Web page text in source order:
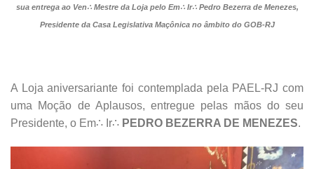
sua entrega ao Ven∴ Mestre da Loja pelo Em∴ Ir∴ Pedro Bezerra de Menezes,
Presidente da Casa Legislativa Maçônica no âmbito do GOB-RJ
A Loja aniversariante foi contemplada pela PAEL-RJ com
uma Moção de Aplausos, entregue pelas mãos do seu
Presidente, o Em∴ Ir∴ PEDRO BEZERRA DE MENEZES.